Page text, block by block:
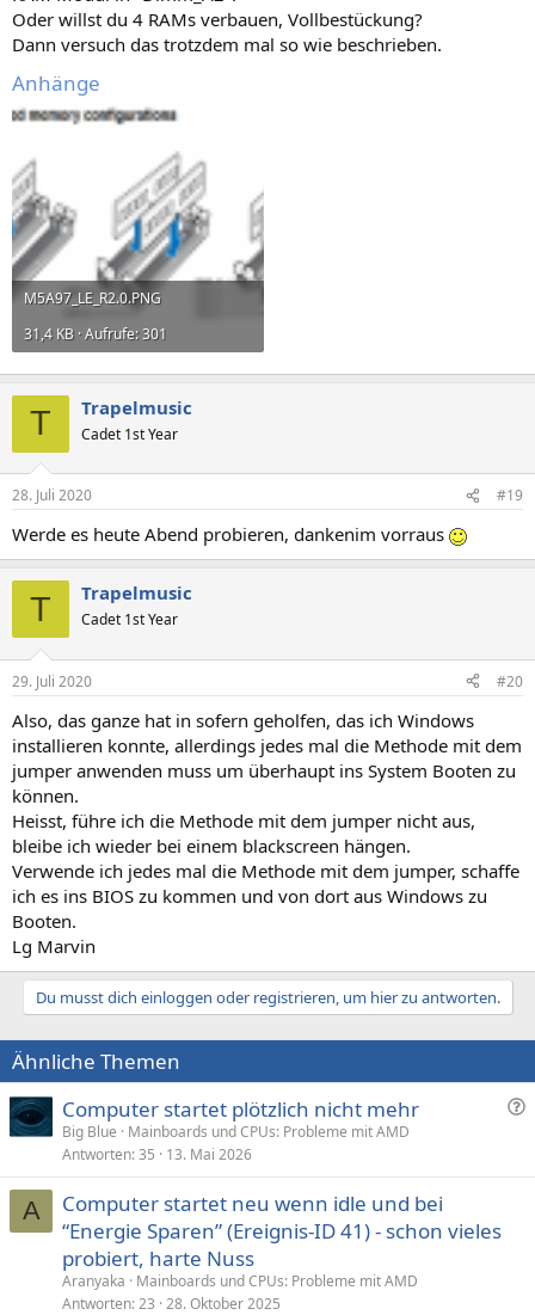
Oder willst du 4 RAMs verbauen, Vollbestückung?
Dann versuch das trotzdem mal so wie beschrieben.
Anhänge
M5A97_LE_R2.0.PNG
31,4 KB · Aufrufe: 301
T Trapelmusic
Cadet 1st Year
28. Juli 2020 #19
Werde es heute Abend probieren, dankenim vorraus
T Trapelmusic
Cadet 1st Year
29. Juli 2020 #20
Also, das ganze hat in sofern geholfen, das ich Windows
installieren konnte, allerdings jedes mal die Methode mit dem
jumper anwenden muss um überhaupt ins System Booten zu
können.
Heisst, führe ich die Methode mit dem jumper nicht aus,
bleibe ich wieder bei einem blackscreen hängen.
Verwende ich jedes mal die Methode mit dem jumper, schaffe
ich es ins BIOS zu kommen und von dort aus Windows zu
Booten.
Lg Marvin
Du musst dich einloggen oder registrieren, um hier zu antworten.
Ähnliche Themen
F
g
Computer startet plötzlich nicht mehr
Big Blue
Mainboards und CPUs: Probleme mit AMD
Antworten 35 13. Mai 2026
A
Computer startet neu wenn idle und bei
“Energie Sparen” (Ereignis-ID 41) - schon vieles
probiert, harte Nuss
Aranyaka
Mainboards und CPUs: Probleme mit AMD
Antworten 23 28. Oktober 2025